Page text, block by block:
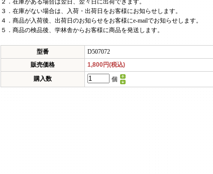
２．在庫がある場合は翌日、翌々日に出荷できます。
３．在庫がない場合は、入荷・出荷日をお客様にお知らせします。
４．商品が入荷後、出荷日のお知らせをお客様にe-mailでお知らせします。
５．商品の検品後、学林舎からお客様に商品を発送します。
型番
D507072
販売価格
1,800円(税込)
購入数
個